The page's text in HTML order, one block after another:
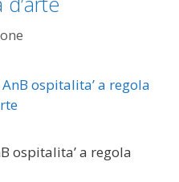
ospitalita’ a regola